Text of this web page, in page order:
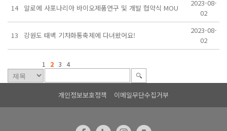
14 알로에 사포나리아 바이오제품연구 및 개발 협약식 MOU
2023-08-
02
13 강원도 태백 기차화통축제에 다녀왔어요!
2023-08-
02
1 2 3 4
개인정보보호정책 이메일무단수집거부